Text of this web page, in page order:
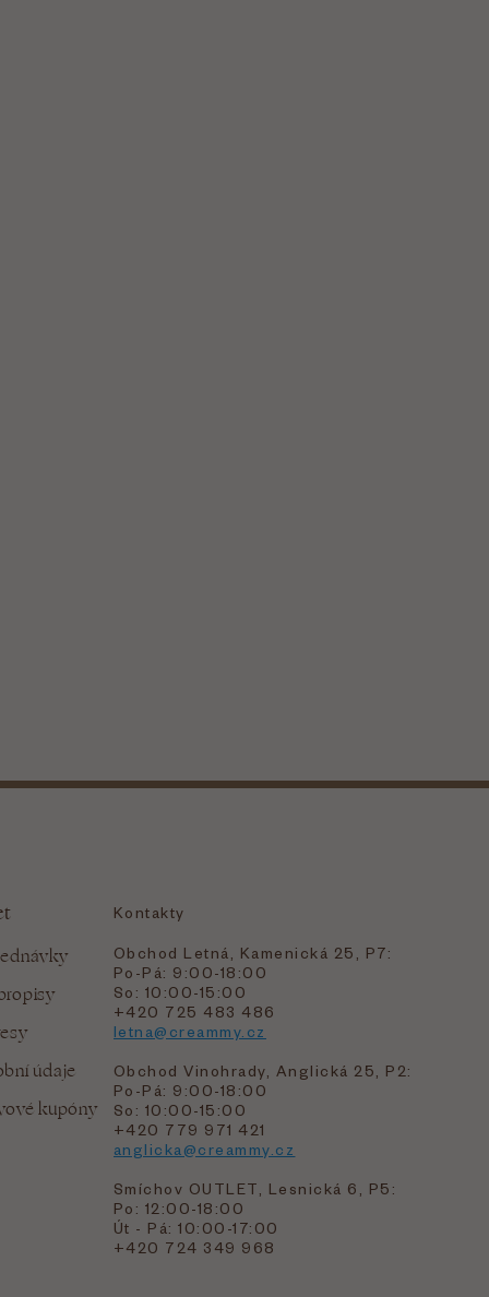
údaje
kupóny
Kontakty
Obchod Letná, Kamenická 25, P7:
Po-Pá: 9:00-18:00
So: 10:00-15:00
+420 725 483 486
letna@creammy.cz
Obchod Vinohrady, Anglická 25, P2:
Po-Pá: 9:00-18:00
So: 10:00-15:00
+420 779 971 421
anglicka@creammy.cz
Smíchov OUTLET, Lesnická 6, P5:
Po: 12:00-18:00
Út - Pá: 10:00-17:00
+420 724 349 968